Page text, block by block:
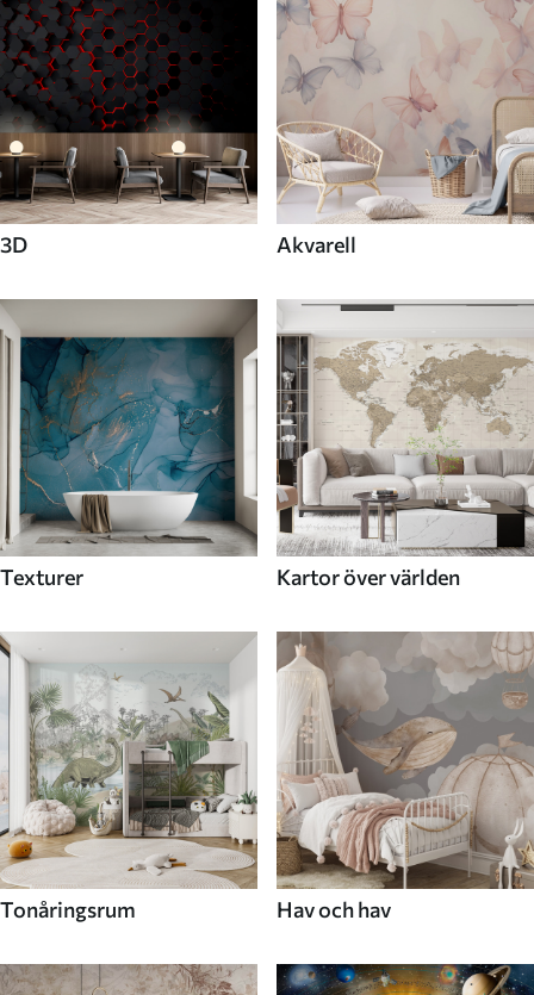
3D Akvarell
Texturer Kartor över världen
Tonåringsrum Hav och hav